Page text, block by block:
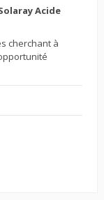
Acide
cherchant à